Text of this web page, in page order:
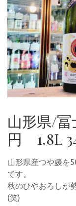
山形県/冨
円 1.8L
山形県産つや媛を
です。
秋のひやおろしが
(笑)